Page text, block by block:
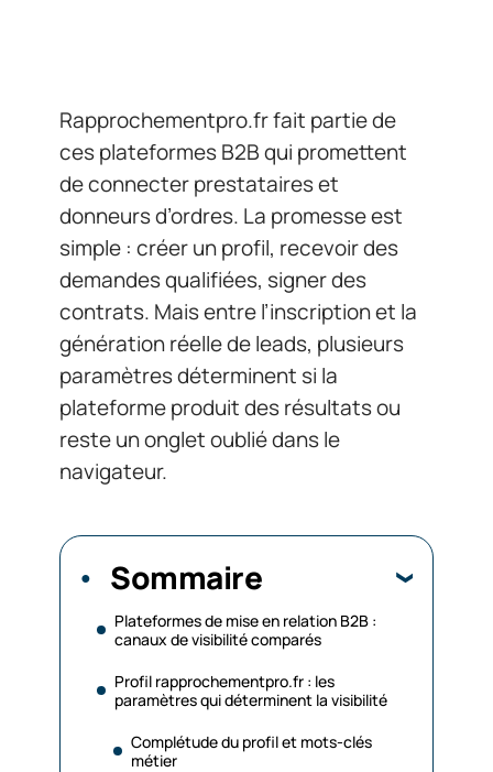
Rapprochementpro.fr fait partie de
ces plateformes B2B qui promettent
de connecter prestataires et
donneurs d’ordres. La promesse est
simple : créer un profil, recevoir des
demandes qualifiées, signer des
contrats. Mais entre l’inscription et la
génération réelle de leads, plusieurs
paramètres déterminent si la
plateforme produit des résultats ou
reste un onglet oublié dans le
navigateur.
Sommaire
Plateformes de mise en relation B2B :
canaux de visibilité comparés
Profil rapprochementpro.fr : les
paramètres qui déterminent la visibilité
Complétude du profil et mots-clés
métier